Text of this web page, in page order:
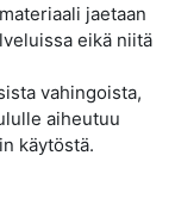
jaetaan
eikä niitä
vahingoista,
aiheutuu
käytöstä.